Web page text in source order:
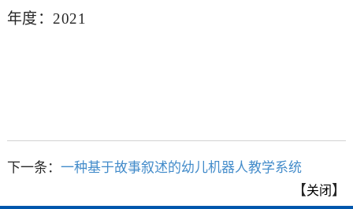
年度：2021
下一条： 一种基于故事叙述的幼儿机器人教学系统
【关闭 】